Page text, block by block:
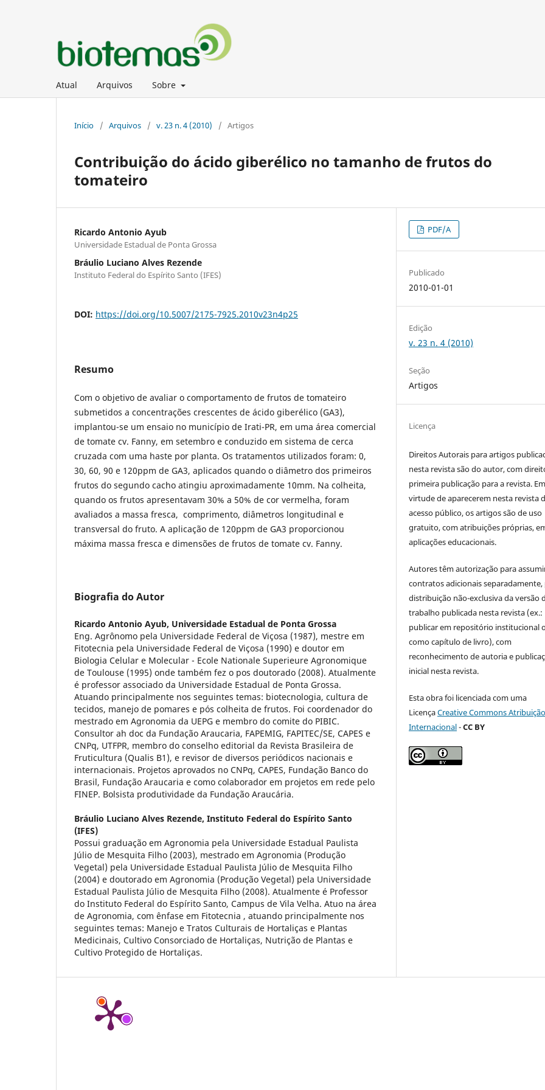
Atual Arquivos Sobre
Início / Arquivos / v. 23 n. 4 (2010) / Artigos
Contribuição do ácido giberélico no tamanho de frutos do
tomateiro
Ricardo Antonio Ayub
Universidade Estadual de Ponta Grossa
Bráulio Luciano Alves Rezende
Instituto Federal do Espírito Santo (IFES)
DOI: https://doi.org/10.5007/2175-7925.2010v23n4p25
Resumo
Com o objetivo de avaliar o comportamento de frutos de tomateiro
submetidos a concentrações crescentes de ácido giberélico (GA3),
implantou-se um ensaio no município de Irati-PR, em uma área comercial
de tomate cv. Fanny, em setembro e conduzido em sistema de cerca
cruzada com uma haste por planta. Os tratamentos utilizados foram: 0,
30, 60, 90 e 120ppm de GA3, aplicados quando o diâmetro dos primeiros
frutos do segundo cacho atingiu aproximadamente 10mm. Na colheita,
quando os frutos apresentavam 30% a 50% de cor vermelha, foram
avaliados a massa fresca, comprimento, diâmetros longitudinal e
transversal do fruto. A aplicação de 120ppm de GA3 proporcionou
máxima massa fresca e dimensões de frutos de tomate cv. Fanny.
Biografia do Autor
Ricardo Antonio Ayub, Universidade Estadual de Ponta Grossa
Eng. Agrônomo pela Universidade Federal de Viçosa (1987), mestre em
Fitotecnia pela Universidade Federal de Viçosa (1990) e doutor em
Biologia Celular e Molecular - Ecole Nationale Superieure Agronomique
de Toulouse (1995) onde também fez o pos doutorado (2008). Atualmente
é professor associado da Universidade Estadual de Ponta Grossa.
Atuando principalmente nos seguintes temas: biotecnologia, cultura de
tecidos, manejo de pomares e pós colheita de frutos. Foi coordenador do
mestrado em Agronomia da UEPG e membro do comite do PIBIC.
Consultor ah doc da Fundação Araucaria, FAPEMIG, FAPITEC/SE, CAPES e
CNPq, UTFPR, membro do conselho editorial da Revista Brasileira de
Fruticultura (Qualis B1), e revisor de diversos periódicos nacionais e
internacionais. Projetos aprovados no CNPq, CAPES, Fundação Banco do
Brasil, Fundação Araucaria e como colaborador em projetos em rede pelo
FINEP. Bolsista produtividade da Fundação Araucária.
Bráulio Luciano Alves Rezende, Instituto Federal do Espírito Santo
(IFES)
Possui graduação em Agronomia pela Universidade Estadual Paulista
Júlio de Mesquita Filho (2003), mestrado em Agronomia (Produção
Vegetal) pela Universidade Estadual Paulista Júlio de Mesquita Filho
(2004) e doutorado em Agronomia (Produção Vegetal) pela Universidade
Estadual Paulista Júlio de Mesquita Filho (2008). Atualmente é Professor
do Instituto Federal do Espírito Santo, Campus de Vila Velha. Atuo na área
de Agronomia, com ênfase em Fitotecnia , atuando principalmente nos
seguintes temas: Manejo e Tratos Culturais de Hortaliças e Plantas
Medicinais, Cultivo Consorciado de Hortaliças, Nutrição de Plantas e
Cultivo Protegido de Hortaliças.
PDF/A
Publicado
2010-01-01
Edição
v. 23 n. 4 (2010)
Seção
Artigos
Licença
Direitos Autorais para artigos
nesta revista são do autor, com
primeira publicação para a revista. Em
virtude de aparecerem nesta revista
acesso público, os artigos são de uso
gratuito, com atribuições próprias,
aplicações educacionais.
Autores têm autorização para
contratos adicionais separadamente,
distribuição não-exclusiva da versão
trabalho publicada nesta revista (ex.:
publicar em repositório institucional
como capítulo de livro), com
reconhecimento de autoria e
inicial nesta revista.
Esta obra foi licenciada com uma
LicençaCreative Commons
Internacional-CC BY